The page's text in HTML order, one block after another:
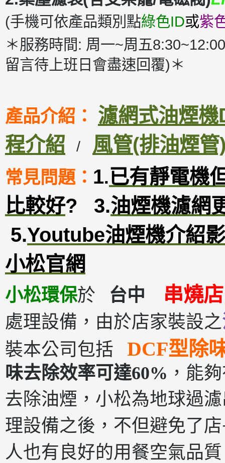
(手機可依產品類別點綠色ID或紫
＊服務時間: 周一~周五
留言待上班日會盡速回覆)＊
產品介紹： 濾網式油煙
程介紹
/ 風管(排油煙管
常見問題： 1.已有靜電機
比較好? 3.油煙機濾網
5.Youtube油煙機介紹
小松官網
小松環保於 台中 串燒店
處理設備，由於店家裝設之
裝本公司包括 DCF型除
味去除效率可達60% ，能
去除油煙，小松為地球過
理設備之後，不但避免了
人也有良好的用餐空氣品